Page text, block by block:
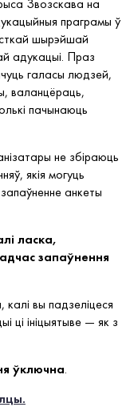
Звозскава на
праграмы ў
шырэйшай
адукацыі. Праз
галасы людзей,
валанцёраць,
пачынаюць
не збіраюць
якія могуць
анкеты
ласка,
запаўнення
вы падзеліцеся
ці ініцыятыве — як з
ўключна.